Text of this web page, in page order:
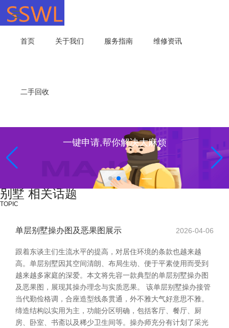
首页 关于我们 服务指南 维修资讯
二手回收
一键申请,帮你解决大麻烦
别墅 相关话题
TOPIC
单层别墅操办图及恶果图展示 2026-04-06
跟着东谈主们生流水平的提高，对居住环境的条款也越来越
高。单层别墅因其空间清朗、布局生动、便于平素使用而受到
越来越多家庭的深爱。本文将先容一款典型的单层别墅操办图
及恶果图，展现其操办理念与实质恶果。 该单层别墅操办接管
当代勤俭格调，合座造型线条贯通，外不雅大气好意思不雅。
缔造结构以实用为主，功能分区明确，包括客厅、餐厅、厨
房、卧室、书斋以及稀少卫生间等。操办师充分有计划了采光